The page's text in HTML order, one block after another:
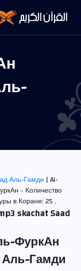
Аль-Гамди | Al-
- Количество
в Коране: 25 .
skachat Saad
ФуркАн
Гамди